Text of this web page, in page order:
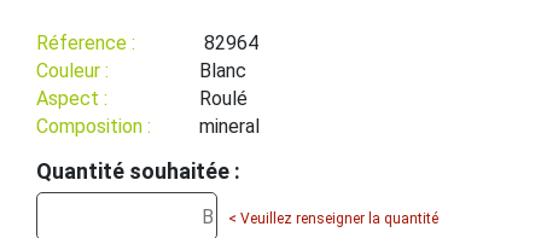
Réference :
82964
Couleur :
Blanc
Aspect :
Roulé
Composition :
mineral
Quantité souhaitée :
< Veuillez renseigner la quantité